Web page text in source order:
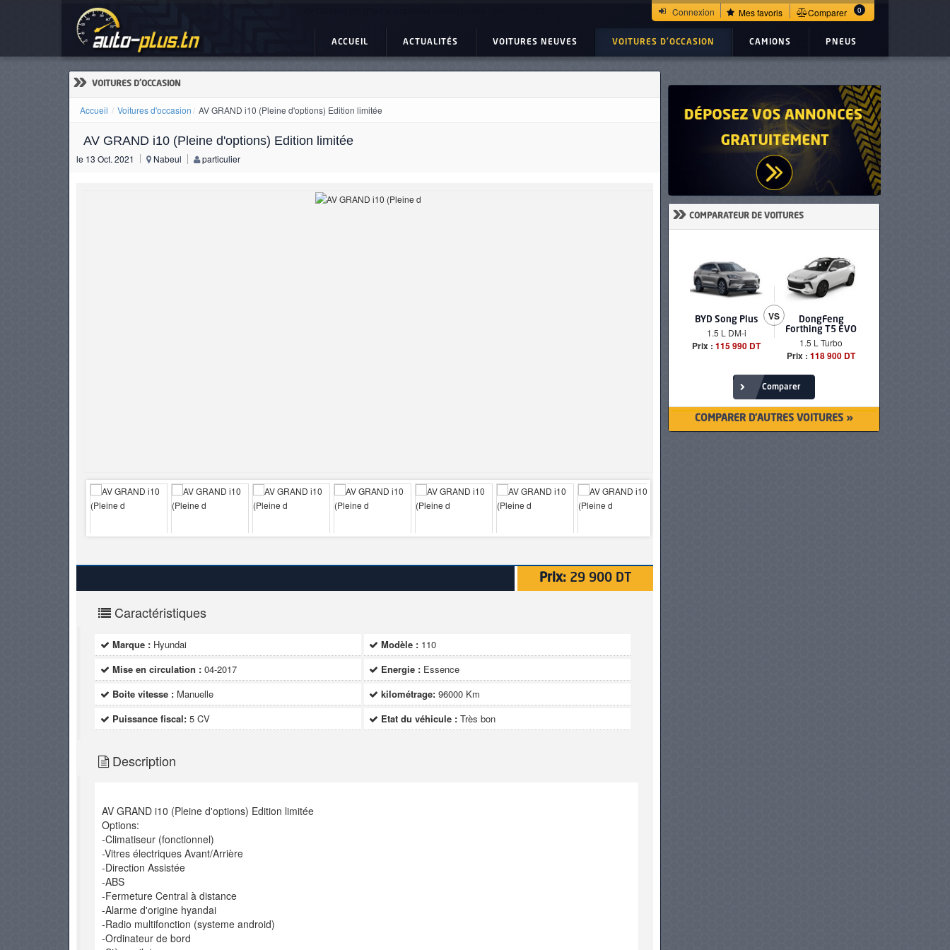
Connexion Mes favoris Comparer 0
ACCUEIL ACTUALITÉS VOITURES NEUVES VOITURES D'OCCASION CAMIONS PNEUS
» VOITURES D'OCCASION
Accueil Voitures d'occasion AV GRAND i10 (Pleine d'options) Edition limitée
AV GRAND i10 (Pleine d'options) Edition limitée
le 13 Oct. 2021 Nabeul particulier
Prix: 29 900 DT
Caractéristiques
Marque : Hyundai Modèle : 110
Mise en circulation : 04-2017 Energie : Essence
Boite vitesse : Manuelle kilométrage: 96000 Km
Puissance fiscal: 5 CV Etat du véhicule : Très bon
Description
AV GRAND i10 (Pleine d'options) Edition limitée
Options:
-Climatiseur (fonctionnel)
-Vitres électriques Avant/Arrière
-Direction Assistée
-ABS
-Fermeture Central à distance
-Alarme d'origine hyandai
-Radio multifonction (systeme android)
-Ordinateur de bord
» COMPARATEUR DE VOITURES
BYD Song Plus
1.5 L DM-i
Prix : 115 990 DT
VS
DongFeng
Forthing T5 EVO
1.5 L Turbo
Prix : 118 900 DT
Comparer
COMPARER D'AUTRES VOITURES »
ACTUALITÉS